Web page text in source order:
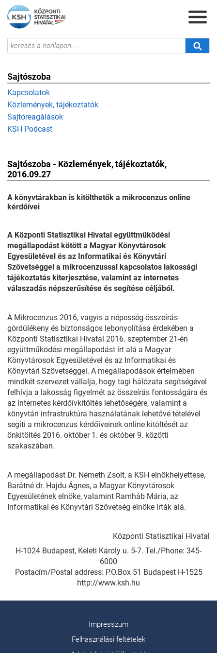
Sajtószoba
Kapcsolatok
Közlemények, tájékoztatók
Sajtóreagálások
KSH Podcast
Sajtószoba - Közlemények, tájékoztatók,
2016.09.27
A könyvtárakban is kitölthetők a mikrocenzus online
kérdőívei
A Központi Statisztikai Hivatal együttműködési
megállapodást kötött a Magyar Könyvtárosok
Egyesületével és az Informatikai és Könyvtári
Szövetséggel a mikrocenzussal kapcsolatos lakossági
tájékoztatás kiterjesztése, valamint az internetes
válaszadás népszerűsítése és segítése céljából.
A Mikrocenzus 2016, vagyis a népesség-összeírás
gördülékeny és biztonságos lebonyolítása érdekében a
Központi Statisztikai Hivatal 2016. szeptember 21-én
együttműködési megállapodást írt alá a Magyar
Könyvtárosok Egyesületével és az Informatikai és
Könyvtári Szövetséggel. A megállapodások értelmében
mindkét szervezet vállalja, hogy tagi hálózata segítségével
felhívja a lakosság figyelmét az összeírás fontosságára és
az internetes kérdőívkitöltés lehetőségére, valamint a
könyvtári infrastruktúra használatának lehetővé tételével
segíti a mikrocenzus kérdőíveinek online kitöltését az
önkitöltés 2016. október 1. és október 9. közötti
szakaszában.
A megállapodást Dr. Németh Zsolt, a KSH elnökhelyettese,
Barátné dr. Hajdu Ágnes, a Magyar Könyvtárosok
Egyesületének elnöke, valamint Ramháb Mária, az
Informatikai és Könyvtári Szövetség elnöke írták alá.
Központi Statisztikai Hivatal
H-1024 Budapest, Keleti Károly u. 5-7. Tel./Phone: 345-
6000
Postacím/Postal address: P.O.Box 51 Budapest H-1525
http://www.ksh.hu
Impresszum
Felhasználási feltételek